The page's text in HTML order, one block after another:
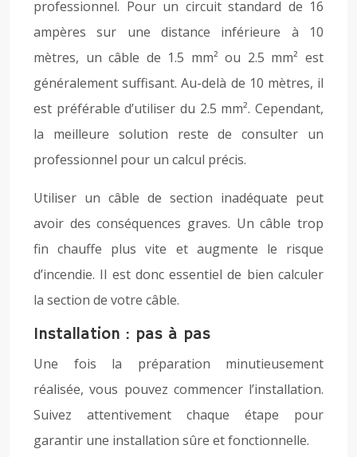
professionnel. Pour un circuit standard de 16
ampères sur une distance inférieure à 10
mètres, un câble de 1.5 mm² ou 2.5 mm² est
généralement suffisant. Au-delà de 10 mètres, il
est préférable d’utiliser du 2.5 mm². Cependant,
la meilleure solution reste de consulter un
professionnel pour un calcul précis.
Utiliser un câble de section inadéquate peut
avoir des conséquences graves. Un câble trop
fin chauffe plus vite et augmente le risque
d’incendie. Il est donc essentiel de bien calculer
la section de votre câble.
Installation : pas à pas
Une fois la préparation minutieusement
réalisée, vous pouvez commencer l’installation.
Suivez attentivement chaque étape pour
garantir une installation sûre et fonctionnelle.